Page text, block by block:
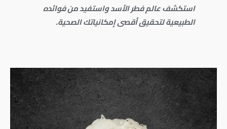
استكشف عالم فطر الأسد واستفيد من فوائده
الطبيعية لتحقيق أقصى إمكانياتك الصحية.